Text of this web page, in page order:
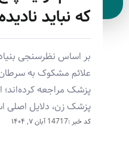
که نباید
علائم مشکوک به سرطان
پزشک مراجعه
پزشک زن، دلایل اصلی
کد خبر :14717 آبان ۷, ۱۴۰۴